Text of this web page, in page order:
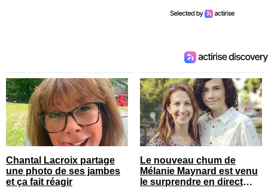
Chantal Lacroix partage
une photo de ses jambes
et ça fait réagir
Le nouveau chum de
Mélanie Maynard est venu
le surprendre en direct